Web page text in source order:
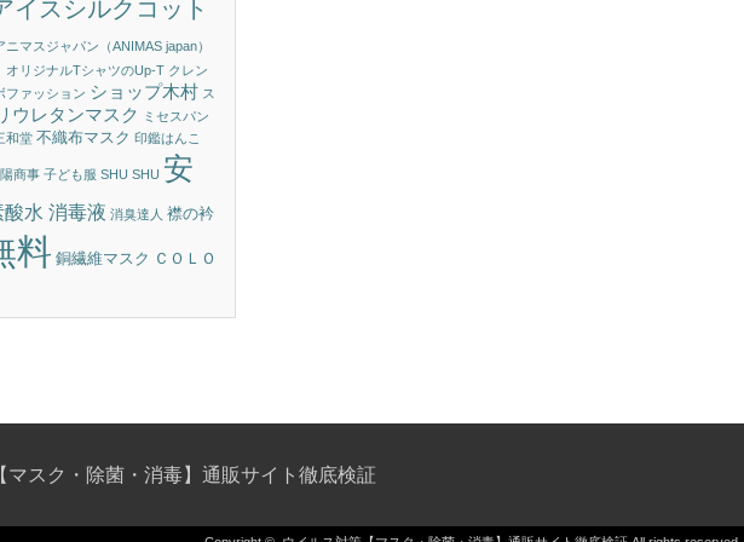
イスシルクコット
ニマスジャパン（ANIMAS japan）
オリジナルTシャツのUp-T クレン
ファッション ショップ木村 ス
ウレタンマスク
ミセスパン
和堂 不織布マスク 印鑑はんこ
商事 子ども服 SHU SHU 安
水 消毒液 消臭達人 襟の衿
料 銅繊維マスク ＣＯＬＯ
マスク・除菌・消毒】通販サイト徹底検証